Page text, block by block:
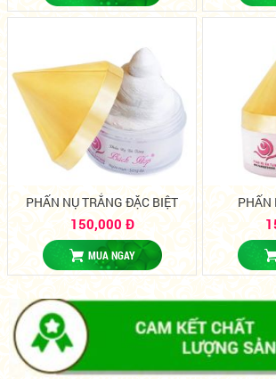
PHẤN NỤ TRẮNG ĐẶC BIỆT
150,000 Đ
MUA NGAY
PHẤN